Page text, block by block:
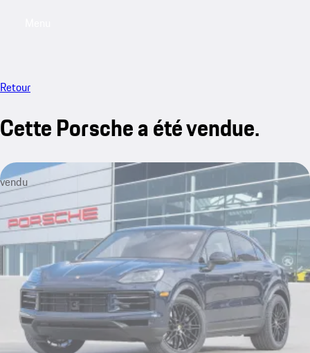
Retour
Cette Porsche a été vendue.
vendu